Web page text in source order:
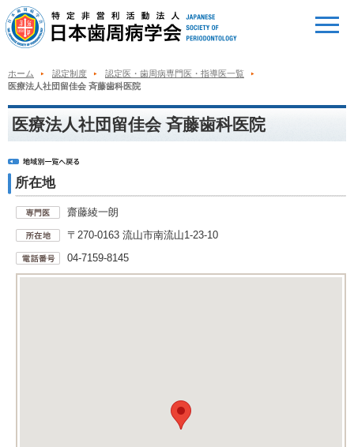
ホーム 認定制度
認定医・歯周病専門医・指導医一覧
医療法人社団留佳会 斉藤歯科医院
医療法人社団留佳会 斉藤歯科医院
所在地
齋藤綾一朗
〒270-0163 流山市南流山1-23-10
04-7159-8145